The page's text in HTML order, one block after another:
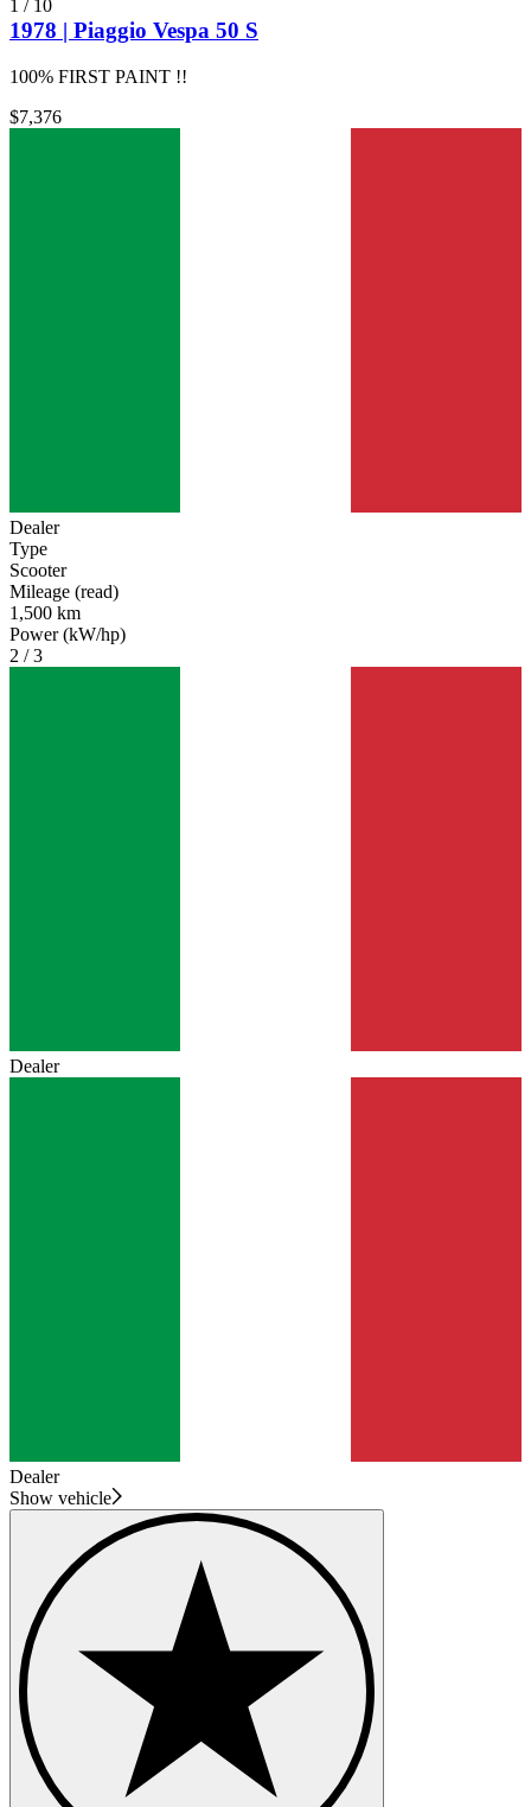
1 / 10
1978 | Piaggio Vespa 50 S
100% FIRST PAINT !!
$7,376
Dealer
Type
Scooter
Mileage (read)
1,500 km
Power (kW/hp)
2 / 3
Dealer
Dealer
Show vehicle